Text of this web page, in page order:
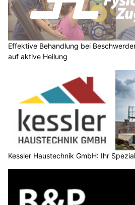
Effektive Behandlung bei
auf aktive Heilung
Kessler Haustechnik GmbH: Ihr